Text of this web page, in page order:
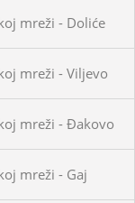
mreži - Doliće
mreži - Viljevo
mreži - Đakovo
mreži - Gaj